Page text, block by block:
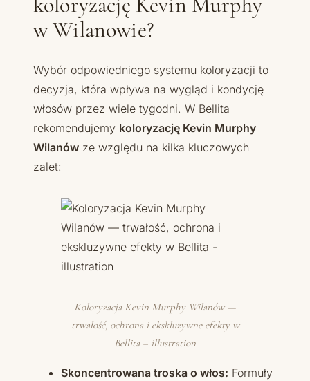
w Wilanowie?
Wybór odpowiedniego systemu koloryzacji to
decyzja, która wpływa na wygląd i kondycję
włosów przez wiele tygodni. W Bellita
rekomendujemy koloryzację Kevin Murphy
Wilanów ze względu na kilka kluczowych
zalet:
Koloryzacja Kevin Murphy Wilanów —
trwałość, ochrona i ekskluzywne efekty w
Bellita – illustration
Skoncentrowana troska o włos: Formuły